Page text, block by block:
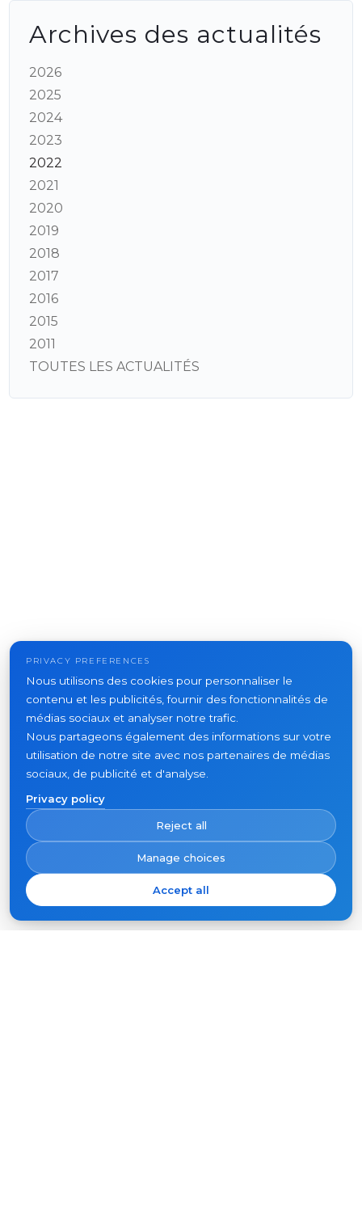
Archives des actualités
2026
2025
2024
2023
2022
2021
2020
2019
2018
2017
2016
2015
2011
TOUTES LES ACTUALITÉS
PRIVACY PREFERENCES
Nous utilisons des cookies pour personnaliser le
contenu et les publicités, fournir des fonctionnalités de
médias sociaux et analyser notre trafic.
Nous partageons également des informations sur votre
utilisation de notre site avec nos partenaires de médias
sociaux, de publicité et d'analyse.
Privacy policy
Reject all
Manage choices
Accept all